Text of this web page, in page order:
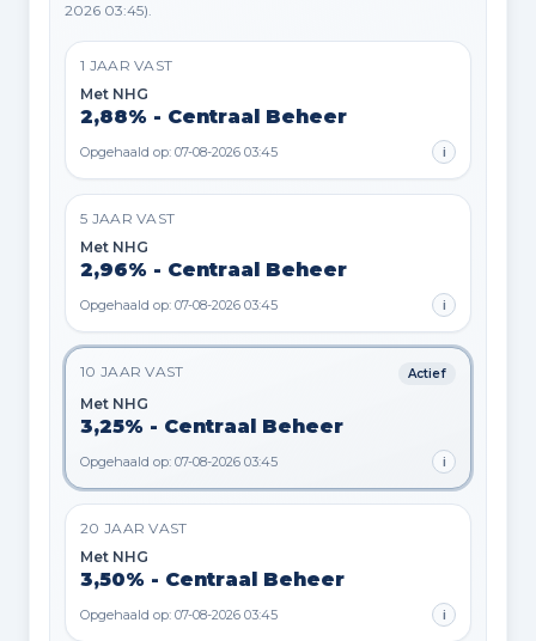
2026 03:45).
1 JAAR VAST
Met NHG
2,88% - Centraal Beheer
Opgehaald op: 07-08-2026 03:45 i
5 JAAR VAST
Met NHG
2,96% - Centraal Beheer
Opgehaald op: 07-08-2026 03:45 i
10 JAAR VAST Actief
Met NHG
3,25% - Centraal Beheer
Opgehaald op: 07-08-2026 03:45 i
20 JAAR VAST
Met NHG
3,50% - Centraal Beheer
Opgehaald op: 07-08-2026 03:45 i